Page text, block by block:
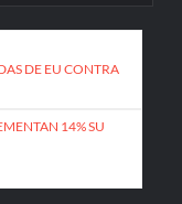
DE EU CONTRA
14% SU